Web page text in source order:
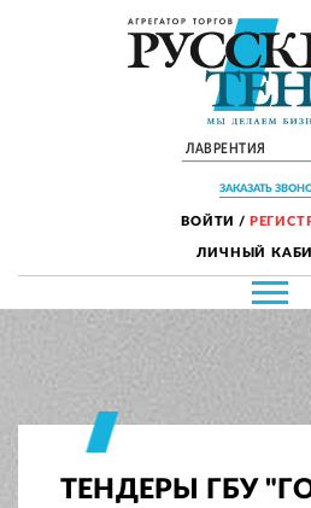
ЛАВРЕНТИЯ
ЗАКАЗАТЬ
ВОЙТИ /
ЛИЧНЫЙ
ТЕНДЕРЫ ГБУ